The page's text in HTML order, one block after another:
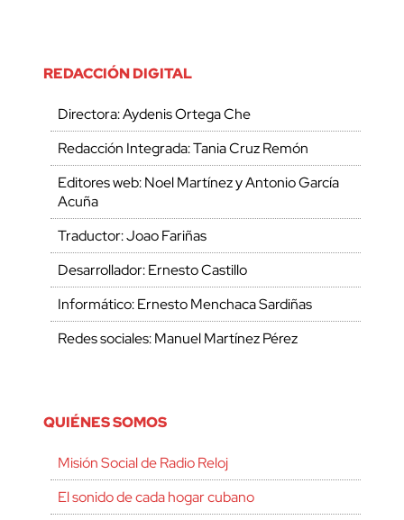
REDACCIÓN DIGITAL
Directora: Aydenis Ortega Che
Redacción Integrada: Tania Cruz Remón
Editores web: Noel Martínez y Antonio García
Acuña
Traductor: Joao Fariñas
Desarrollador: Ernesto Castillo
Informático: Ernesto Menchaca Sardiñas
Redes sociales: Manuel Martínez Pérez
QUIÉNES SOMOS
Misión Social de Radio Reloj
El sonido de cada hogar cubano